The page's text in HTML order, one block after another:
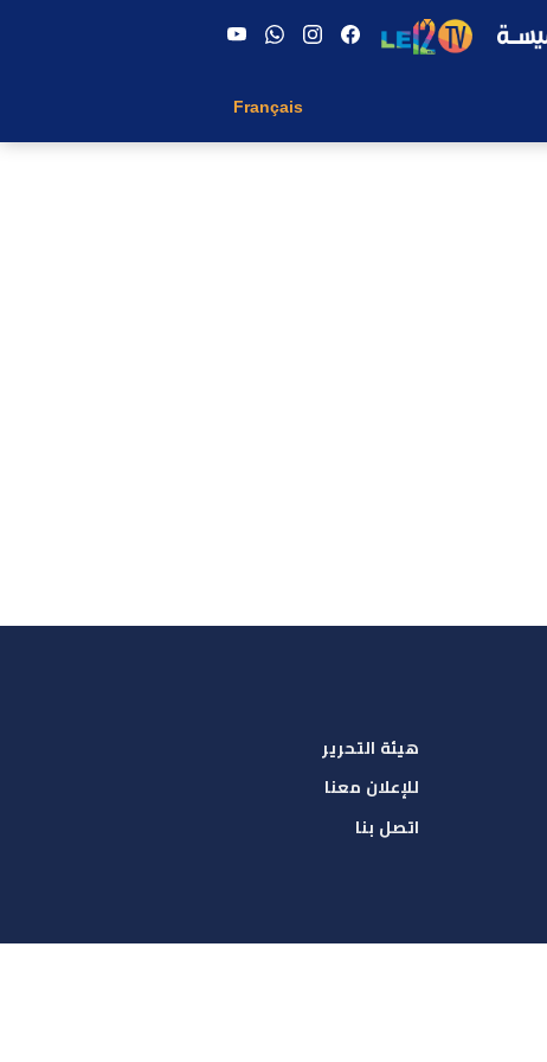
Français
هيئة التحرير
للإعلان معنا
اتصل بنا